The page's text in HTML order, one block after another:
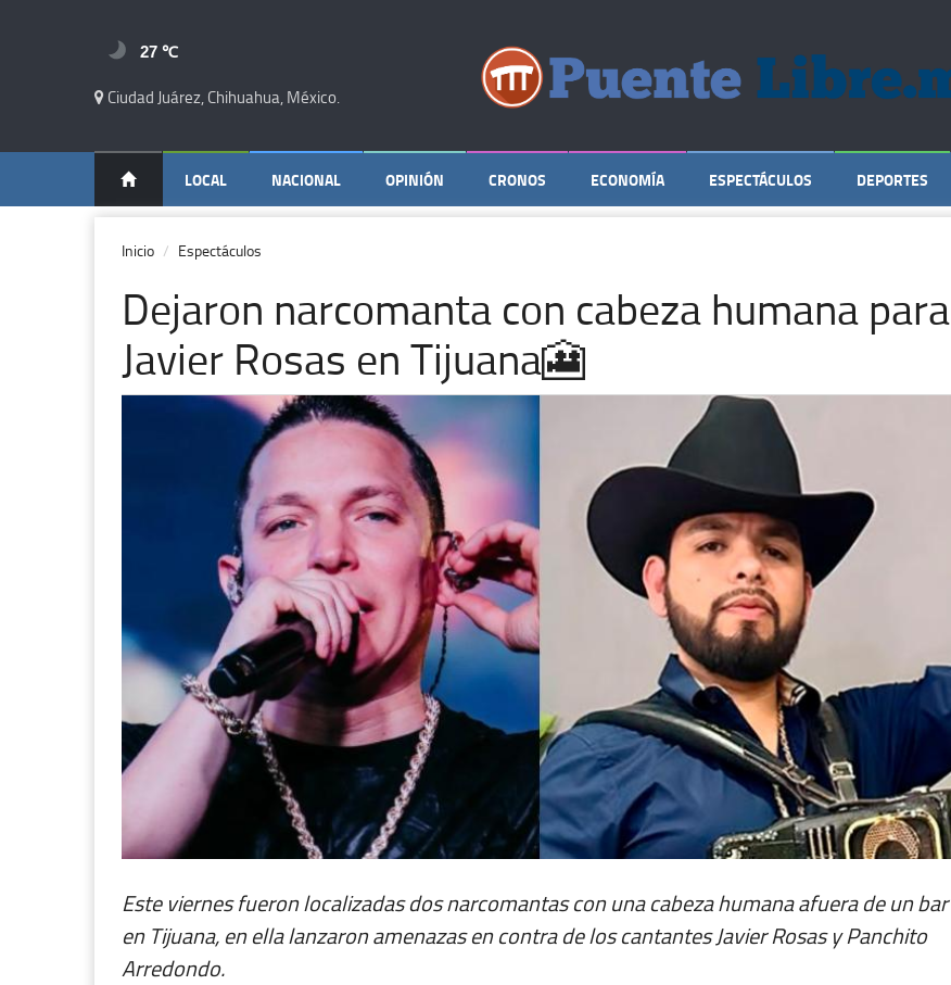
27 ℃
Ciudad Juárez, Chihuahua, México.
LOCAL NACIONAL OPINIÓN CRONOS ECONOMÍA ESPECTÁCULOS DEPORTES
Inicio Espectáculos
Dejaron narcomanta con cabeza humana para
Javier Rosas en Tijuana🎦
Este viernes fueron localizadas dos narcomantas con una cabeza humana afuera de un bar
en Tijuana, en ella lanzaron amenazas en contra de los cantantes Javier Rosas y Panchito
Arredondo.